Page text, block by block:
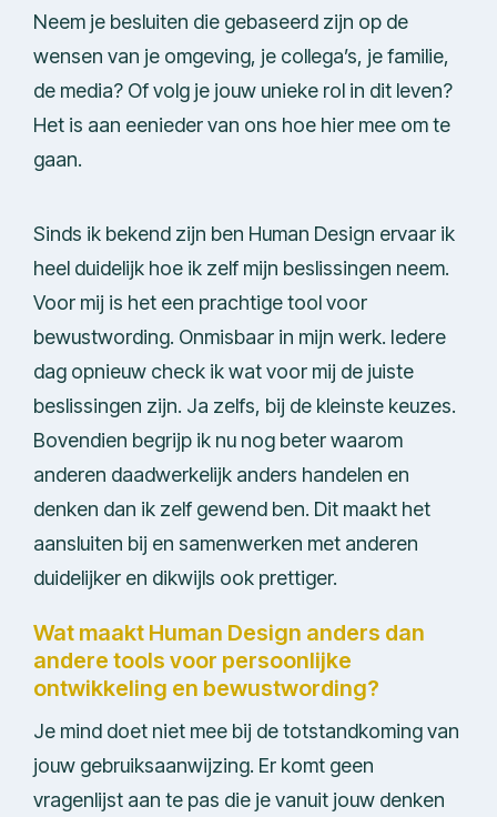
Neem je besluiten die gebaseerd zijn op de
wensen van je omgeving, je collega’s, je familie,
de media? Of volg je jouw unieke rol in dit leven?
Het is aan eenieder van ons hoe hier mee om te
gaan.
Sinds ik bekend zijn ben Human Design ervaar ik
heel duidelijk hoe ik zelf mijn beslissingen neem.
Voor mij is het een prachtige tool voor
bewustwording. Onmisbaar in mijn werk. Iedere
dag opnieuw check ik wat voor mij de juiste
beslissingen zijn. Ja zelfs, bij de kleinste keuzes.
Bovendien begrijp ik nu nog beter waarom
anderen daadwerkelijk anders handelen en
denken dan ik zelf gewend ben. Dit maakt het
aansluiten bij en samenwerken met anderen
duidelijker en dikwijls ook prettiger.
Wat maakt Human Design anders dan
andere tools voor persoonlijke
ontwikkeling en bewustwording?
Je mind doet niet mee bij de totstandkoming van
jouw gebruiksaanwijzing. Er komt geen
vragenlijst aan te pas die je vanuit jouw denken